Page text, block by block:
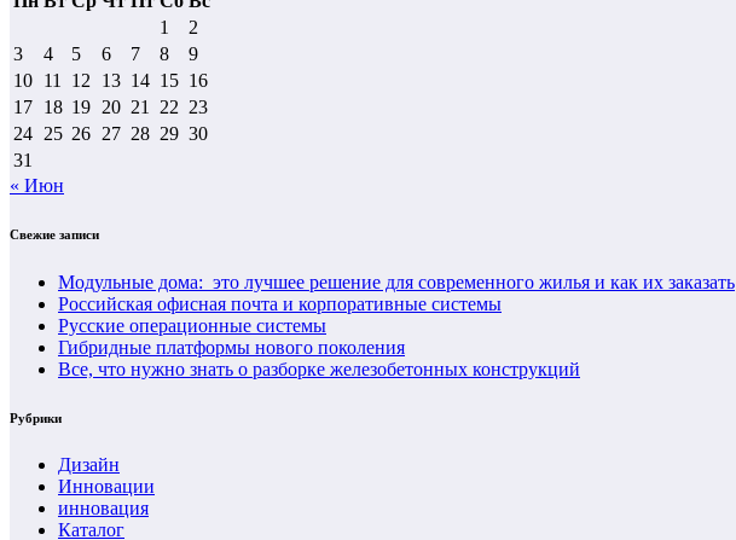
1
2
3
4 5 6 7 8
9
10 11 12 13 14 15 16
17 18 19 20 21 22 23
24 25 26 27 28 29 30
31
« Июн
Свежие записи
Модульные дома: это лучшее решение для современного жилья и как их заказать
Российская офисная почта и корпоративные системы
Русские операционные системы
Гибридные платформы нового поколения
Все, что нужно знать о разборке железобетонных конструкций
Рубрики
Дизайн
Инновации
инновация
Каталог